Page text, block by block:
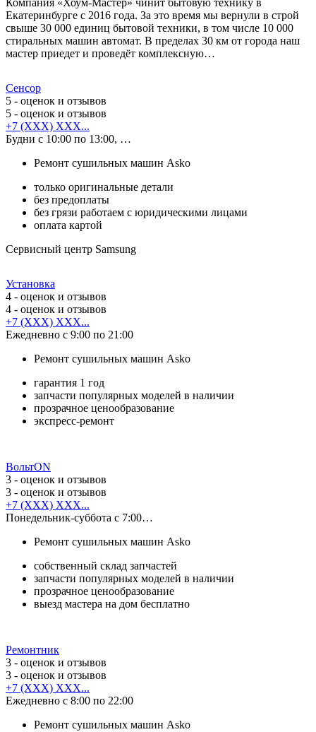
Екатеринбурге с 2016 года. За это время мы вернули в строй
свыше 30 000 единиц бытовой техники, в том числе 10 000
стиральных машин автомат. В пределах 30 км от города наш
мастер приедет и проведёт комплексную…
Сенсор
5 - оценок и отзывов
5 - оценок и отзывов
+7 (XXX) XXX...
Будни с 10:00 по 13:00, …
Ремонт сушильных машин Asko
только оригинальные детали
без предоплаты
без грязи работаем с юридическими лицами
оплата картой
Сервисный центр Samsung
Установка
4 - оценок и отзывов
4 - оценок и отзывов
+7 (XXX) XXX...
Ежедневно с 9:00 по 21:00
Ремонт сушильных машин Asko
гарантия 1 год
запчасти популярных моделей в наличии
прозрачное ценообразование
экспресс-ремонт
ВольтON
3 - оценок и отзывов
3 - оценок и отзывов
+7 (XXX) XXX...
Понедельник-суббота с 7:00…
Ремонт сушильных машин Asko
собственный склад запчастей
запчасти популярных моделей в наличии
прозрачное ценообразование
выезд мастера на дом бесплатно
Ремонтник
3 - оценок и отзывов
3 - оценок и отзывов
+7 (XXX) XXX...
Ежедневно с 8:00 по 22:00
Ремонт сушильных машин Asko